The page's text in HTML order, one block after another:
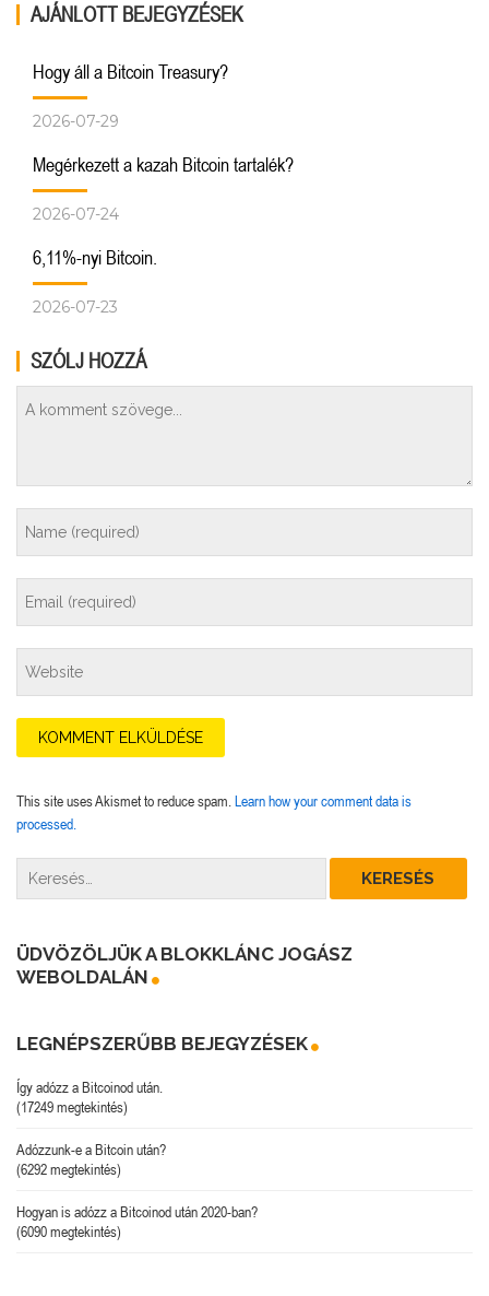
AJÁNLOTT BEJEGYZÉSEK
Hogy áll a Bitcoin Treasury?
2026-07-29
Megérkezett a kazah Bitcoin tartalék?
2026-07-24
6,11%-nyi Bitcoin.
2026-07-23
SZÓLJ HOZZÁ
This site uses Akismet to reduce spam. Learn how your comment data is
processed.
ÜDVÖZÖLJÜK A BLOKKLÁNC JOGÁSZ
WEBOLDALÁN
LEGNÉPSZERŰBB BEJEGYZÉSEK
Így adózz a Bitcoinod után.
(17249 megtekintés)
Adózzunk-e a Bitcoin után?
(6292 megtekintés)
Hogyan is adózz a Bitcoinod után 2020-ban?
(6090 megtekintés)